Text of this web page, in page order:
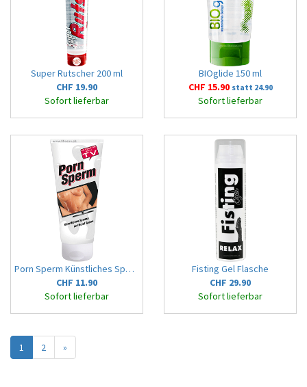
Super Rutscher 200 ml
CHF 19.90
Sofort lieferbar
BIOglide 150 ml
CHF 15.90 statt 24.90
Sofort lieferbar
Porn Sperm Künstliches Sperma
CHF 11.90
Sofort lieferbar
Fisting Gel Flasche
CHF 29.90
Sofort lieferbar
1 2 »